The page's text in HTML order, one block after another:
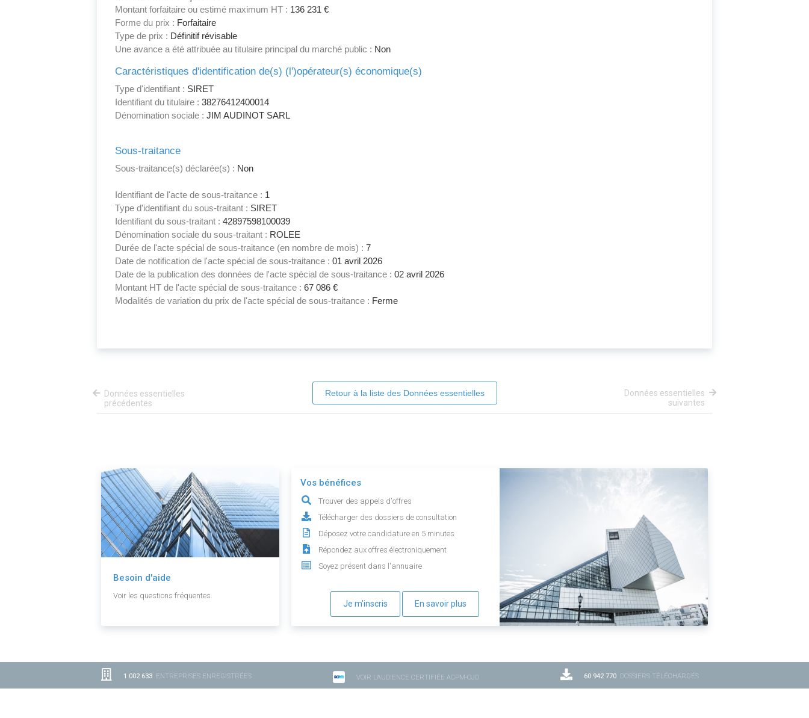
Montant forfaitaire ou estimé maximum HT : 136 231 €
Forme du prix : Forfaitaire
Type de prix : Définitif révisable
Une avance a été attribuée au titulaire principal du marché public : Non
Caractéristiques d'identification de(s) (l')opérateur(s) économique(s)
Type d'identifiant : SIRET
Identifiant du titulaire : 38276412400014
Dénomination sociale : JIM AUDINOT SARL
Sous-traitance
Sous-traitance(s) déclarée(s) : Non
Identifiant de l'acte de sous-traitance : 1
Type d'identifiant du sous-traitant : SIRET
Identifiant du sous-traitant : 42897598100039
Dénomination sociale du sous-traitant : ROLEE
Durée de l'acte spécial de sous-traitance (en nombre de mois) : 7
Date de notification de l'acte spécial de sous-traitance : 01 avril 2026
Date de la publication des données de l'acte spécial de sous-traitance : 02 avril 2026
Montant HT de l'acte spécial de sous-traitance : 67 086 €
Modalités de variation du prix de l'acte spécial de sous-traitance : Ferme
Données essentielles
précédentes
Retour à la liste des Données essentielles
Données essentielles
suivantes
Besoin d'aide
Voir les questions fréquentes.
Vos bénéfices
Trouver des appels d'offres
Télécharger des dossiers de consultation
Déposez votre candidature en 5 minutes
Répondez aux offres électroniquement
Soyez présent dans l'annuaire
Je m'inscris En savoir plus
1 002 633 ENTREPRISES ENREGISTRÉES VOIR L'AUDIENCE CERTIFIÉE ACPM-OJD 60 942 770 DOSSIERS TÉLÉCHARGÉS